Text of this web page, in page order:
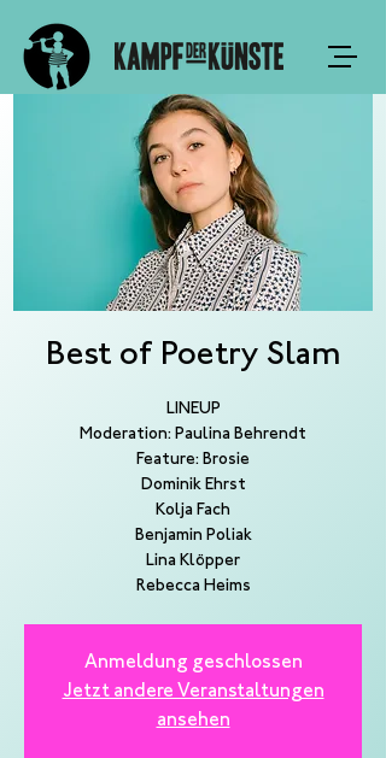
Best of Poetry Slam
LINEUP
Moderation: Paulina Behrendt
Feature: Brosie
Dominik Ehrst
Kolja Fach
Benjamin Poliak
Lina Klöpper
Rebecca Heims
Anmeldung geschlossen
Jetzt andere Veranstaltungen
ansehen